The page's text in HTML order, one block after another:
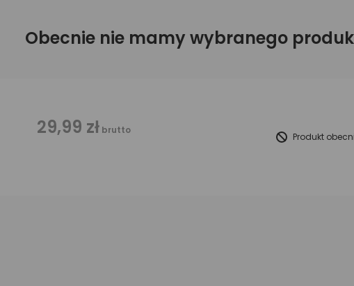
Obecnie nie mamy wybranego
29,99 zł brutto
Produkt